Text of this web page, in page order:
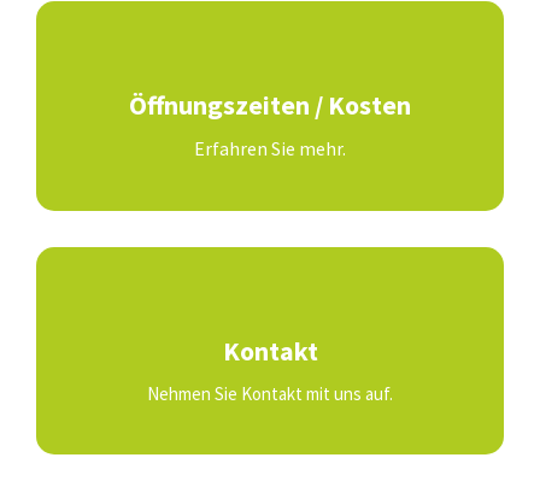
Öffnungszeiten / Kosten
Erfahren Sie mehr.
Kontakt
Nehmen Sie Kontakt mit uns auf.